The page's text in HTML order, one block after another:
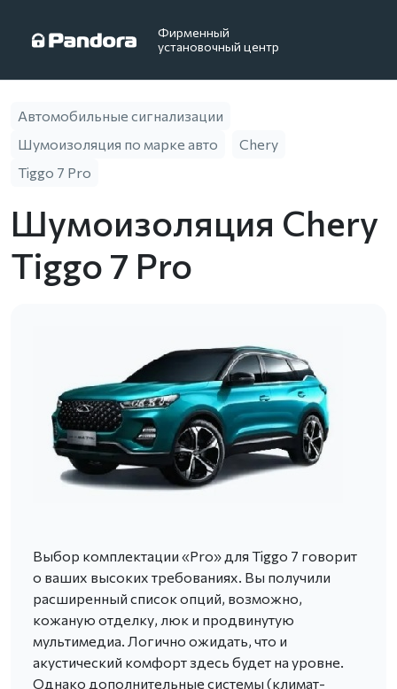
Фирменный
установочный центр
Автомобильные сигнализации
Шумоизоляция по марке авто
Chery
Tiggo 7 Pro
Шумоизоляция Chery
Tiggo 7 Pro
Выбор комплектации «Pro» для Tiggo 7 говорит
о ваших высоких требованиях. Вы получили
расширенный список опций, возможно,
кожаную отделку, люк и продвинутую
мультимедиа. Логично ожидать, что и
акустический комфорт здесь будет на уровне.
Однако дополнительные системы (климат-